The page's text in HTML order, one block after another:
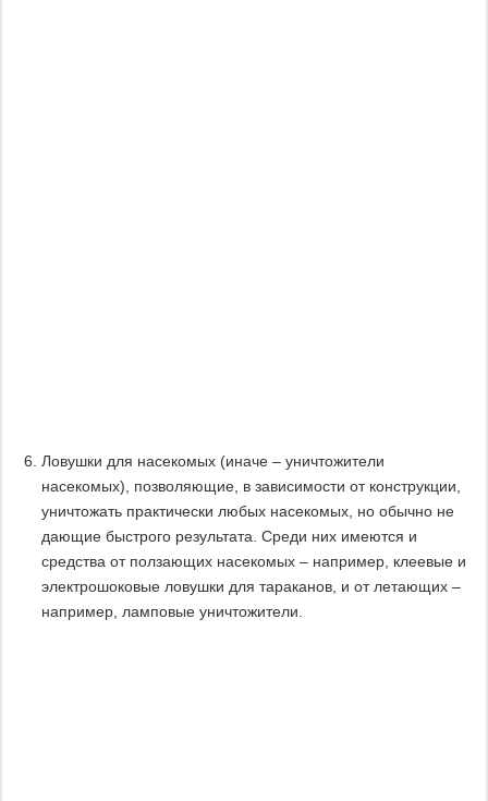
Ловушки для насекомых (иначе – уничтожители
насекомых), позволяющие, в зависимости от конструкции,
уничтожать практически любых насекомых, но обычно не
дающие быстрого результата. Среди них имеются и
средства от ползающих насекомых – например, клеевые и
электрошоковые ловушки для тараканов, и от летающих –
например, ламповые уничтожители.